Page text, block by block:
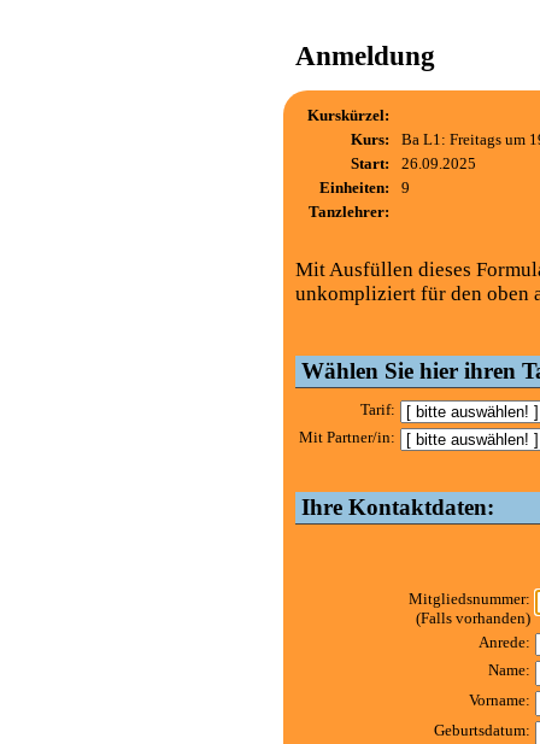
Anmeldung
Kurskürzel:
Kurs:
Ba L1: Freitags um
Start:
26.09.2025
Einheiten:
9
Tanzlehrer:
Mit Ausfüllen dieses
unkompliziert für den oben
Wählen Sie hier ihren
Tarif:
Mit Partner/in:
Ihre Kontaktdaten:
Mitgliedsnummer:
(Falls vorhanden)
Anrede:
Name:
Vorname:
Geburtsdatum: